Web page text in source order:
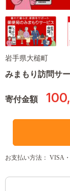
岩手県大槌町
みまもり訪問サ
寄付金額
お支払い方法： VISA・